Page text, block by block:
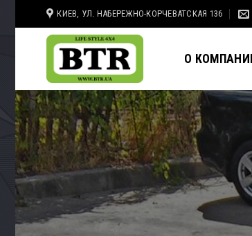
to
content
КИЕВ, УЛ. НАБЕРЕЖНО-КОРЧЕВАТСКАЯ 136
О